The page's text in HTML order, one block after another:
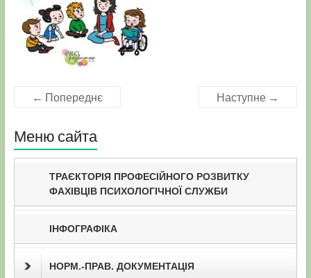
← Попереднє Наступне →
Меню сайта
ТРАЄКТОРІЯ ПРОФЕСІЙНОГО РОЗВИТКУ
ФАХІВЦІВ ПСИХОЛОГІЧНОЇ СЛУЖБИ
ІНФОГРАФІКА
НОРМ.-ПРАВ. ДОКУМЕНТАЦІЯ